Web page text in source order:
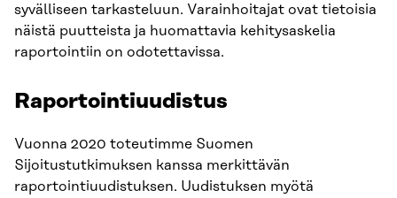
syvälliseen tarkasteluun. Varainhoitajat ovat tietoisia
näistä puutteista ja huomattavia kehitysaskelia
raportointiin on odotettavissa.
Raportointiuudistus
Vuonna 2020 toteutimme Suomen
Sijoitustutkimuksen kanssa merkittävän
raportointiuudistuksen. Uudistuksen myötä